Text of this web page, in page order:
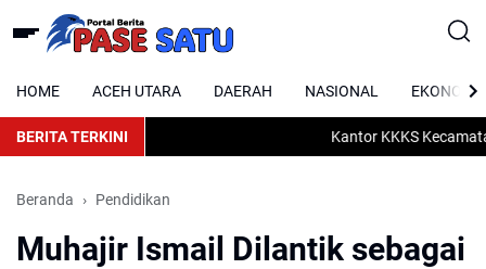
HOME ACEH UTARA DAERAH NASIONAL EKONOMI
BERITA TERKINI Kantor KKKS Kecamatan
Beranda Pendidikan
Muhajir Ismail Dilantik sebagai